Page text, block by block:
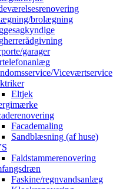
brolægning
garager
Viceværtservice
Eltjek
Facademaling
Sandblæsning (af huse)
Faldstammerenovering
Faskine/regnvandsanlæg